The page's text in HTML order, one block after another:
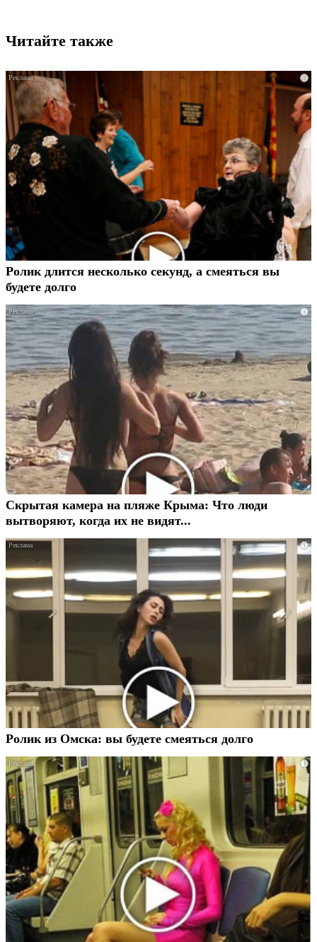
Читайте также
i
Ролик длится несколько секунд, а смеяться вы
будете долго
i
Скрытая камера на пляже Крыма: Что люди
вытворяют, когда их не видят...
i
Ролик из Омска: вы будете смеяться долго
i